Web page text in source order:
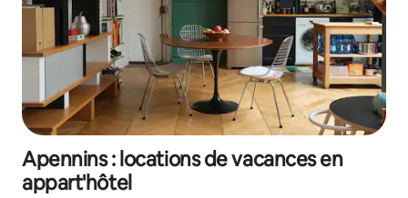
Apennins : locations de vacances en
appart'hôtel